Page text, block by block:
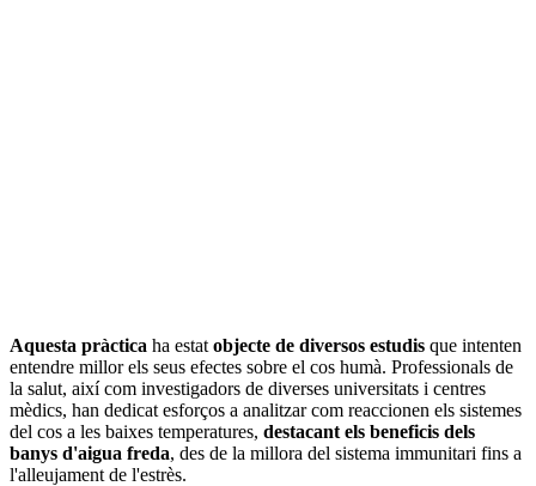
Aquesta pràctica ha estat objecte de diversos estudis que intenten
entendre millor els seus efectes sobre el cos humà. Professionals de
la salut, així com investigadors de diverses universitats i centres
mèdics, han dedicat esforços a analitzar com reaccionen els sistemes
del cos a les baixes temperatures, destacant els beneficis dels
banys d'aigua freda, des de la millora del sistema immunitari fins a
l'alleujament de l'estrès.